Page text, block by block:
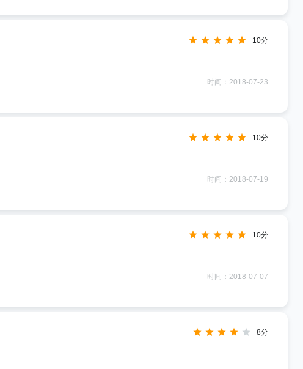
10分
时间：2018-07-23
10分
时间：2018-07-19
10分
时间：2018-07-07
8分